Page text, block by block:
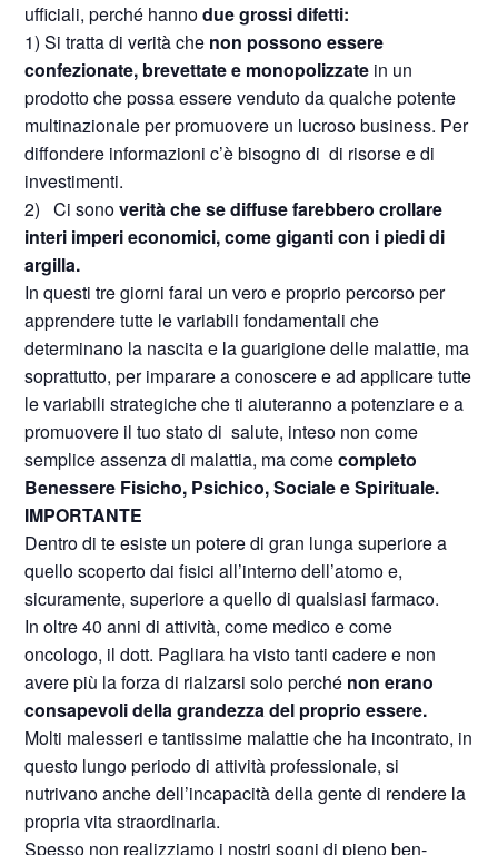
ufficiali, perché hannodue grossi difetti:
1) Si tratta di verità che non possono essere
confezionate, brevettate e monopolizzate in un
prodotto che possa essere venduto da qualche potente
multinazionale per promuovere un lucroso business. Per
diffondere informazioni c’è bisogno di di risorse e di
investimenti.
2) Ci sonoverità che se diffuse farebbero crollare
interi imperi economici, come giganti con i piedi di
argilla.
In questi tre giorni farai un vero e proprio percorso per
apprendere tutte le variabili fondamentali che
determinano la nascita e la guarigione delle malattie, ma
soprattutto, per imparare a conoscere e ad applicare tutte
le variabili strategiche che ti aiuteranno a potenziare e a
promuovere il tuo stato di salute, inteso non come
semplice assenza di malattia, ma comecompleto
Benessere Fisicho, Psichico, Sociale e Spirituale.
IMPORTANTE
Dentro di te esiste un potere di gran lunga superiore a
quello scoperto dai fisici all’interno dell’atomo e,
sicuramente, superiore a quello di qualsiasi farmaco.
In oltre 40 anni di attività, come medico e come
oncologo, il dott. Pagliara ha visto tanti cadere e non
avere più la forza di rialzarsi solo perché non erano
consapevoli della grandezza del proprio essere.
Molti malesseri e tantissime malattie che ha incontrato, in
questo lungo periodo di attività professionale, si
nutrivano anche dell’incapacità della gente di rendere la
propria vita straordinaria.
Spesso non realizziamo i nostri sogni di pieno ben-